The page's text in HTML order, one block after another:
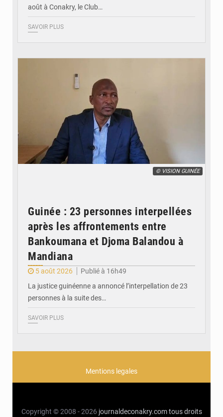
août à Conakry, le Club…
SAVOIR PLUS
© VISION GUINÉE
Guinée : 23 personnes interpellées
après les affrontements entre
Bankoumana et Djoma Balandou à
Mandiana
5 août 2026
Publié à 16h49
La justice guinéenne a annoncé l’interpellation de 23
personnes à la suite des…
SAVOIR PLUS
Mentions legales
Copyright © 2008 - 2026 journaldeconakry.com tous droits